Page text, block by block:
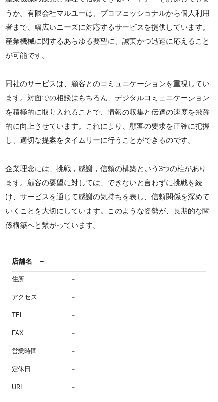
うか。有限会社マルユーは、プロフェッショナルから個人利用
者まで、幅広いニーズに対応するサービスを提供しています。
産業機械に関するあらゆる要望に、誠実かつ迅速に応えること
が可能です。
同社のサービスは、顧客とのコミュニケーションを重視してい
ます。対面での相談はもちろん、デジタルコミュニケーション
を積極的に取り入れることで、情報の収集と伝達の速度を飛躍
的に向上させています。これにより、顧客の要求を正確に把握
し、適切な提案をタイムリーに行うことができるのです。
企業理念には、挑戦，感謝，信頼の構築という3つの柱があり
ます。顧客の要望に対しては、できないと言わずに挑戦を続
け、サービスを通じて感謝の気持ちを表し、信頼関係を深めて
いくことを大切にしています。このような姿勢が、長期的な関
係構築へと繋がっています。
店舗名 －
住所 －
アクセス －
TEL －
FAX －
営業時間 －
定休日 －
URL －